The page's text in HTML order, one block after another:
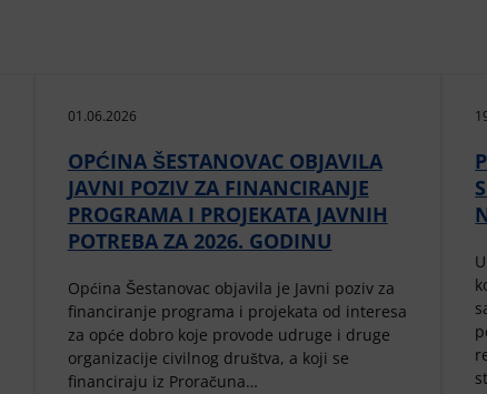
01.06.2026
OPĆINA ŠESTANOVAC OBJAVILA
JAVNI POZIV ZA FINANCIRANJE
PROGRAMA I PROJEKATA JAVNIH
POTREBA ZA 2026. GODINU
Općina Šestanovac objavila je Javni poziv za
financiranje programa i projekata od interesa
za opće dobro koje provode udruge i druge
organizacije civilnog društva, a koji se
financiraju iz Proračuna…